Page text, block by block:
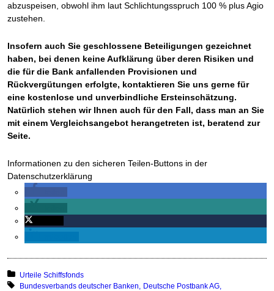
abzuspeisen, obwohl ihm laut Schlichtungsspruch 100 % plus Agio
zustehen.
Insofern auch Sie geschlossene Beteiligungen gezeichnet
haben, bei denen keine Aufklärung über deren Risiken und
die für die Bank anfallenden Provisionen und
Rückvergütungen erfolgte, kontaktieren Sie uns gerne für
eine kostenlose und unverbindliche Ersteinschätzung.
Natürlich stehen wir Ihnen auch für den Fall, dass man an Sie
mit einem Vergleichsangebot herangetreten ist, beratend zur
Seite.
Informationen zu den sicheren Teilen-Buttons in der
Datenschutzerklärung
Posted in:
Urteile Schiffsfonds
Tagged with:
Bundesverbands deutscher Banken
Deutsche Postbank AG